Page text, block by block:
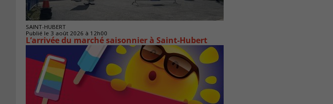
SAINT-HUBERT
Publié le 3 août 2026 à 12h00
L’arrivée du marché saisonnier à Saint-Hubert